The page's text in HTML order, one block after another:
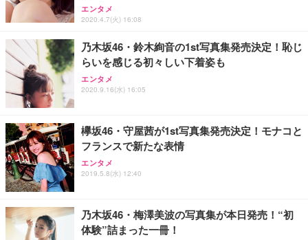
エンタメ
2020.4.7(火) 16:08
乃木坂46・鈴木絢音の1st写真集発売決定！恥じ
らいを感じる初々しい下着姿も
エンタメ
2020.9.16(水) 16:05
欅坂46・守屋茜が1st写真集発売決定！モナコと
フランスで新たな表情
エンタメ
2019.5.8(水) 12:40
乃木坂46・梅澤美波の写真集が本日発売！“初
体験”詰まった一冊！